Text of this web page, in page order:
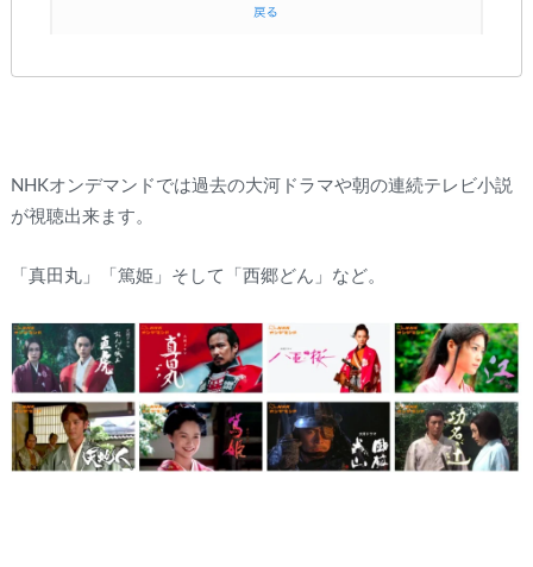
NHKオンデマンドでは過去の大河ドラマや朝の連続テレビ小説
が視聴出来ます。
「真田丸」「篤姫」そして「西郷どん」など。